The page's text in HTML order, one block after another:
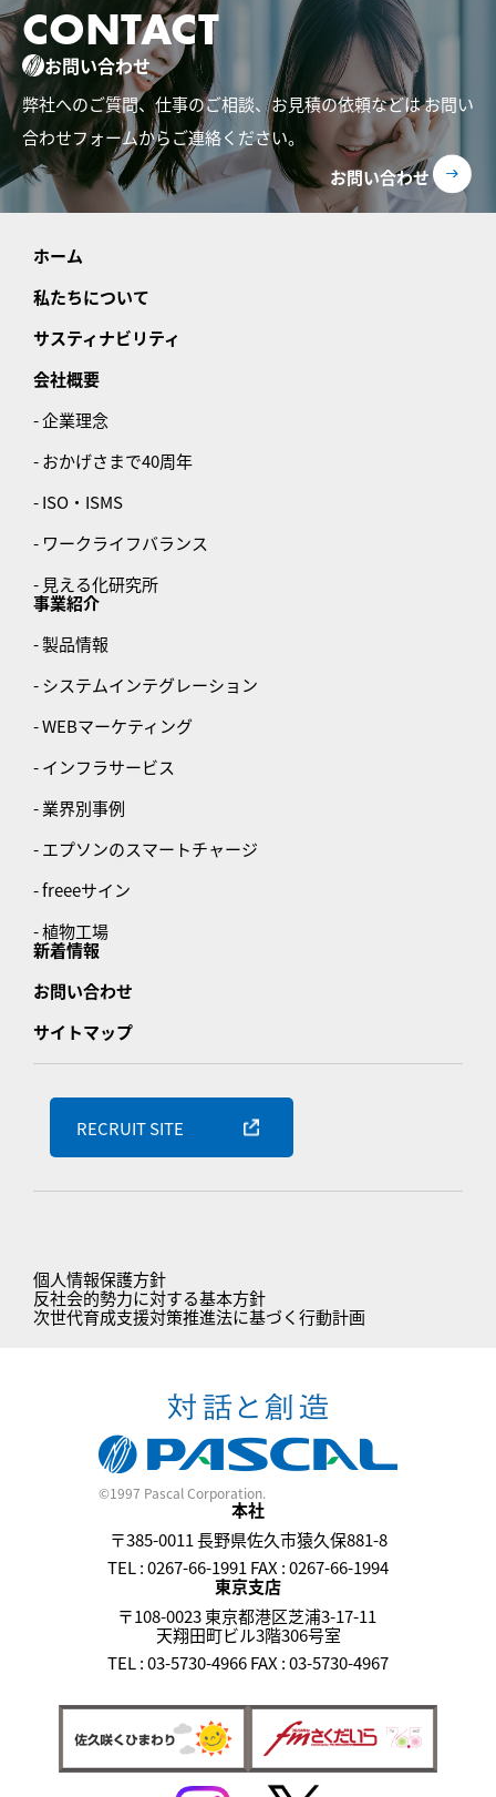
CONTACT
お問い合わせ
弊社へのご質問、仕事のご相談、お見積の依頼などはお問い
合わせフォームからご連絡ください。
お問い合わせ
ホーム
私たちについて
サスティナビリティ
会社概要
- 企業理念
- おかげさまで40周年
- ISO・ISMS
- ワークライフバランス
- 見える化研究所
事業紹介
- 製品情報
- システムインテグレーション
- WEBマーケティング
- インフラサービス
- 業界別事例
- エプソンのスマートチャージ
- freeeサイン
- 植物工場
新着情報
お問い合わせ
サイトマップ
RECRUIT SITE
個人情報保護方針
反社会的勢力に対する基本方針
次世代育成支援対策推進法に基づく行動計画
©1997 Pascal Corporation.
本社
〒385-0011 長野県佐久市猿久保881-8
TEL : 0267-66-1991 FAX : 0267-66-1994
東京支店
〒108-0023 東京都港区芝浦3-17-11
天翔田町ビル3階306号室
TEL : 03-5730-4966 FAX : 03-5730-4967